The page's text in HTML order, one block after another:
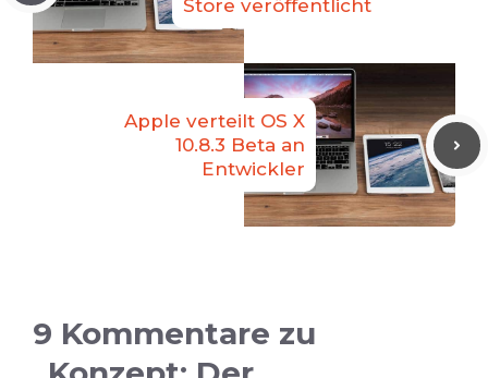
Store veröffentlicht
Apple verteilt OS X
10.8.3 Beta an
Entwickler
9 Kommentare zu